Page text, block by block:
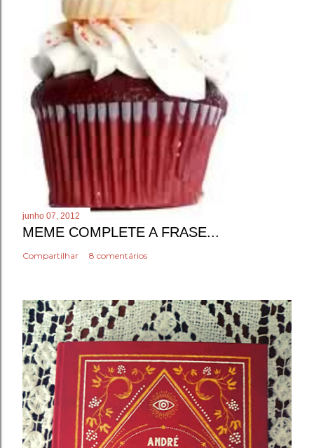
junho 07, 2012
MEME COMPLETE A FRASE...
Compartilhar 8 comentários